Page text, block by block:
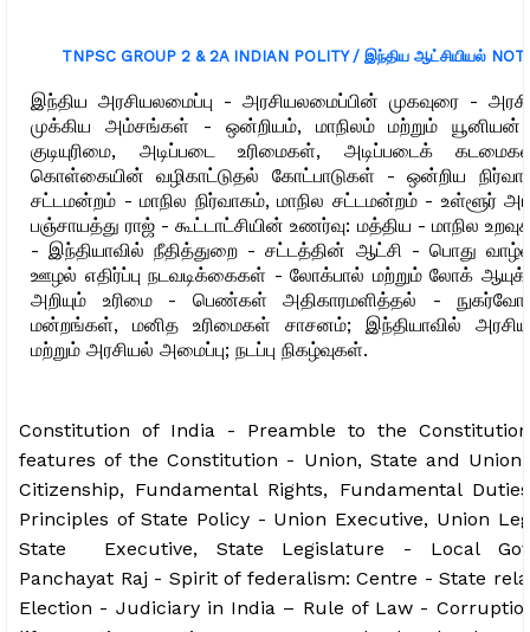
TNPSC GROUP 2 & 2A INDIAN POLITY / இந்திய ஆட்சியியல்
இந்திய அரசியலமைப்பு - அரசியலமைப்பின் முகவுரை -
முக்கிய அம்சங்கள் - ஒன்றியம், மாநிலம் மற்றும் யூனியன்
குடியுரிமை, அடிப்படை உரிமைகள், அடிப்படைக்
கொள்கையின் வழிகாட்டுதல் கோட்பாடுகள் - ஒன்றிய
சட்டமன்றம் - மாநில நிர்வாகம், மாநில சட்டமன்றம் - உள்ளூர்
பஞ்சாயத்து ராஜ் - கூட்டாட்சியின் உணர்வு: மத்திய - மாநில
- இந்தியாவில் நீதித்துறை - சட்டத்தின் ஆட்சி - பொது
ஊழல் எதிர்ப்பு நடவடிக்கைகள் - லோக்பால் மற்றும் லோக்
அறியும் உரிமை - பெண்கள் அதிகாரமளித்தல் - நுகர்வோர்
மன்றங்கள், மனித உரிமைகள் சாசனம்; இந்தியாவில்
மற்றும் அரசியல் அமைப்பு; நடப்பு நிகழ்வுகள்.
Constitution of India - Preamble to the
features of the Constitution - Union, State and Union
Citizenship, Fundamental Rights, Fundamental
Principles of State Policy - Union Executive, Union
State Executive, State Legislature - Local
Panchayat Raj - Spirit of federalism: Centre - State
Election - Judiciary in India – Rule of Law -